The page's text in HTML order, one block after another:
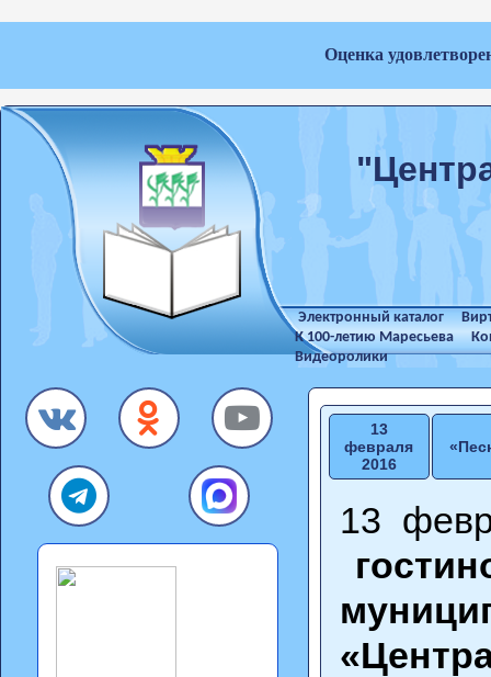
Оценка
Электронный каталог
К 100-летию Маресьева
Видеоролики
13
февраля
2016
13